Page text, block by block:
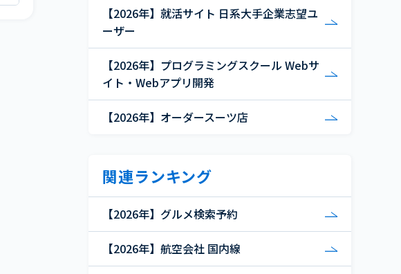
【2026年】就活サイト 日系大手企業志望ユ
ーザー
【2026年】プログラミングスクール Webサ
イト・Webアプリ開発
【2026年】オーダースーツ店
関連ランキング
【2026年】グルメ検索予約
【2026年】航空会社 国内線